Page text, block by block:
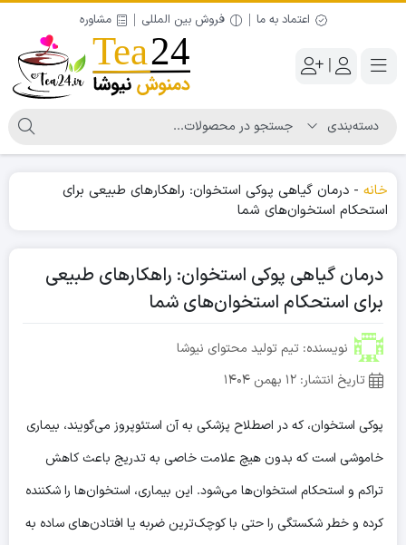
اعتماد به ما فروش بین المللی مشاوره
|
خانه - درمان گیاهی پوکی استخوان: راهکارهای طبیعی برای
استحکام استخوان‌های شما
درمان گیاهی پوکی استخوان: راهکارهای طبیعی
برای استحکام استخوان‌های شما
نویسنده: تیم تولید محتوای نیوشا
تاریخ انتشار: ۱۲ بهمن ۱۴۰۴
پوکی استخوان، که در اصطلاح پزشکی به آن استئوپروز می‌گویند، بیماری
خاموشی است که بدون هیچ علامت خاصی به تدریج باعث کاهش
تراکم و استحکام استخوان‌ها می‌شود. این بیماری، استخوان‌ها را شکننده
کرده و خطر شکستگی را حتی با کوچک‌ترین ضربه یا افتادن‌های ساده به